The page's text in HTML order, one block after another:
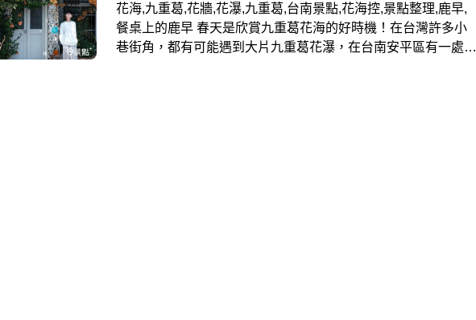
花海,九重葛,花牆,花瀑,九重葛,台南景點,花海控,景點整理,鹿早,
餐桌上的鹿早 春天是欣賞九重葛花海的好時機！在台灣許多小
巷街角，都有可能遇到大片九重葛花瀑，在台南安平區有一處少